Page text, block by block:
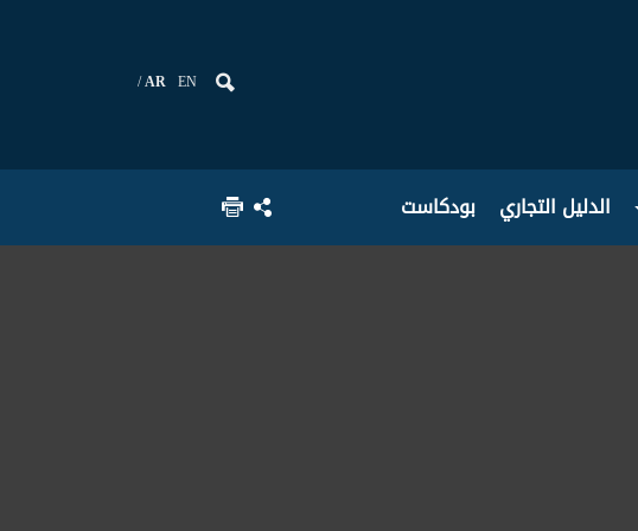
AR EN
الدليل التجاري بودكاست